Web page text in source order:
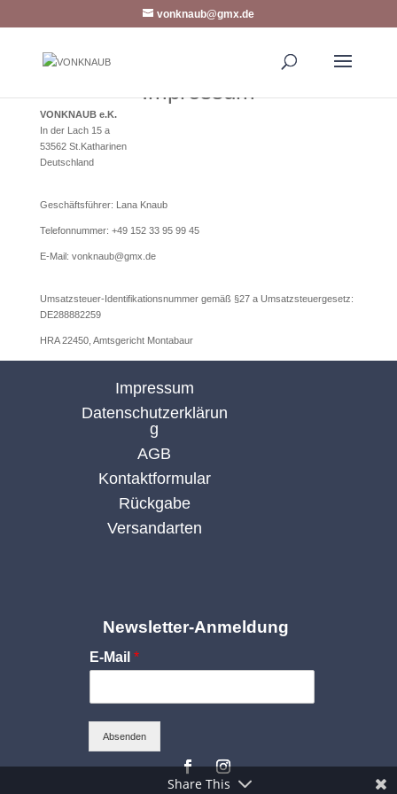
vonknaub@gmx.de
Impressum
VONKNAUB e.K.
In der Lach 15 a
53562St.Katharinen
Deutschland
Geschäftsführer: Lana Knaub
Telefonnummer: +49 152 33 95 99 45
E-Mail: vonknaub@gmx.de
Umsatzsteuer-Identifikationsnummer gemäß §27 a Umsatzsteuergesetz:
DE288882259
HRA 22450, Amtsgericht Montabaur
Impressum
Datenschutzerklärun
g
AGB
Kontaktformular
Rückgabe
Versandarten
Newsletter-Anmeldung
E-Mail *
Absenden
Share This